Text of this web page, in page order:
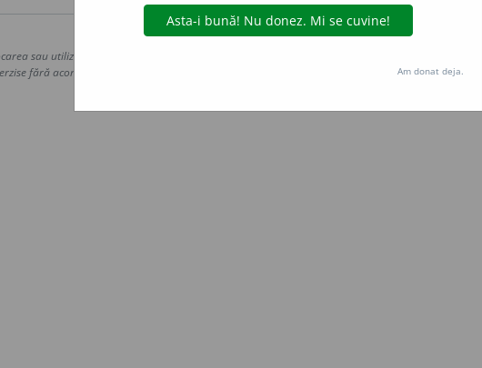
Copyright © 2004-2026 dexonline (https://dexonline.ro)
sau utilizarea datelor de pe acest site, inclusiv prin orice metode de extragere automată
fără acordul nostru prealabil scris, cu excepția seturilor de date oferite oficial spre utilizare
Am donat deja.